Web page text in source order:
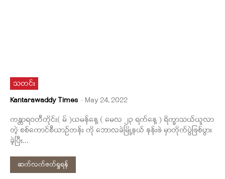
သတင်း
Kantarawaddy Times - May 24, 2022
ကန္တာရဝတီတိုင်း( မ် )ယမန်နေ့ ( မေလ ၂၃ ရက်နေ့ ) ရိက္ခာသယ်ယူလာ
တဲ့ စစ်ကောင်စီယာဉ်တန်း ကို ဘောလခဲမြို့နယ် နန်းဖဲ မှာတိုက်ပွဲဖြစ်ပွား
ခဲ့ပြီး...
ဆက်လက်ဖတ်ရှုရန်